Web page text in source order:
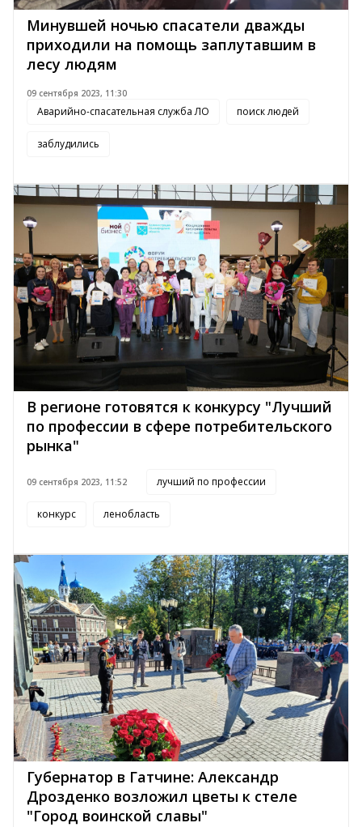
Минувшей ночью спасатели дважды
приходили на помощь заплутавшим в
лесу людям
09 сентября 2023, 11:30
Аварийно-спасательная служба ЛО поиск людей
заблудились
В регионе готовятся к конкурсу "Лучший
по профессии в сфере потребительского
рынка"
09 сентября 2023, 11:52 лучший по профессии
конкурс ленобласть
Губернатор в Гатчине: Александр
Дрозденко возложил цветы к стеле
"Город воинской славы"